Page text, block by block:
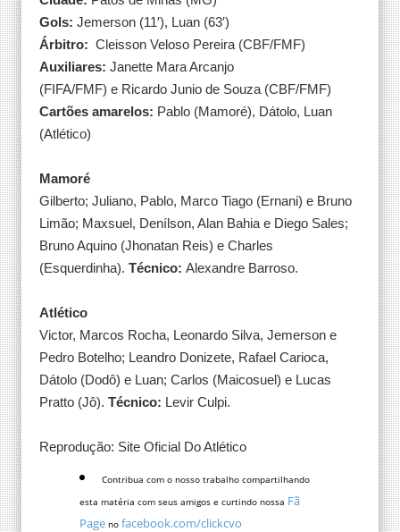
Gols: Jemerson (11′), Luan (63′)
Árbitro: Cleisson Veloso Pereira (CBF/FMF)
Auxiliares: Janette Mara Arcanjo
(FIFA/FMF) e Ricardo Junio de Souza (CBF/FMF)
Cartões amarelos: Pablo (Mamoré), Dátolo, Luan
(Atlético)
Mamoré
Gilberto; Juliano, Pablo, Marco Tiago (Ernani) e Bruno
Limão; Maxsuel, Denílson, Alan Bahia e Diego Sales;
Bruno Aquino (Jhonatan Reis) e Charles
(Esquerdinha). Técnico: Alexandre Barroso.
Atlético
Victor, Marcos Rocha, Leonardo Silva, Jemerson e
Pedro Botelho; Leandro Donizete, Rafael Carioca,
Dátolo (Dodô) e Luan; Carlos (Maicosuel) e Lucas
Pratto (Jô). Técnico: Levir Culpi.
Reprodução: Site Oficial Do Atlético
Contribua com o nosso trabalho compartilhando
esta matéria com seus amigos e curtindo nossa Fã
Page no facebook.com/clickcvo